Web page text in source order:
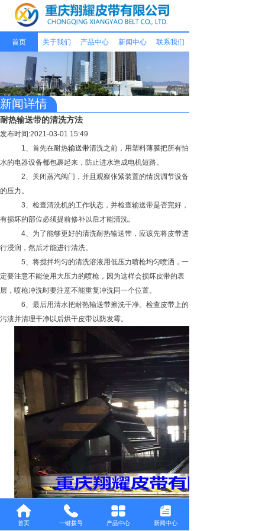
首页 关于我们 产品中心 新闻中心 联系我们
新闻详情
耐热输送带的清洗方法
发布时间:2021-03-01 15:49
1、首先在耐热输送带清洗之前，用塑料薄膜把所有怕
水的电器设备都包裹起来，防止进水造成电机短路。
2、关闭蒸汽阀门，并且观察张紧装置的情况调节设备
的压力。
3、检查清洗机的工作状态，并检查输送带是否完好，
有损坏的部位必须提前修补以后才能清洗。
4、为了能够更好的清洗耐热输送带，应该先将皮带进
行浸润，然后才能进行清洗。
5、将搅拌均匀的清洗溶液用低压力喷枪均匀喷洒，一
定要注意不能使用大压力的喷枪，因为这样会损坏皮带的表
层，喷枪冲洗时要注意不能重复冲洗同一个位置。
6、最后用清水把耐热输送带擦洗干净。检查皮带上的
污渍并清理干净以后烘干皮带以防发霉。
首页 一键拨号 产品中心 新闻中心